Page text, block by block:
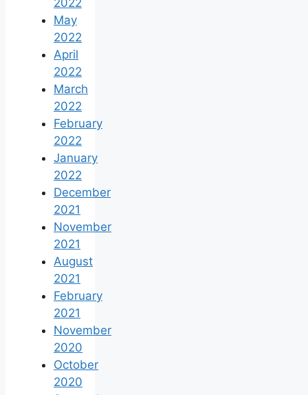
May
2022
April
2022
March
2022
February
2022
January
2022
December
2021
November
2021
August
2021
February
2021
November
2020
October
2020